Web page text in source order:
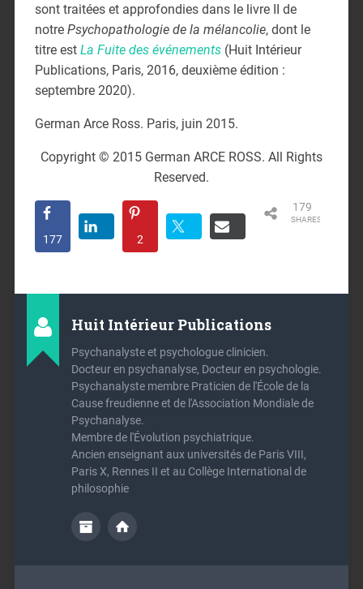
sont traitées et approfondies dans le livre II de
notre Psychopathologie de la mélancolie, dont le
titre est La Fuite des événements (Huit Intérieur
Publications, Paris, 2016, deuxième édition :
septembre 2020).
German Arce Ross. Paris, juin 2015.
Copyright © 2015 German ARCE ROSS. All Rights
Reserved.
SHARES
179
177 2
Huit Intérieur Publications
Psychanalyste et psychologue clinicien.
Docteur en psychanalyse, Docteur en psychologie.
Psychanalyste membre Praticien de l'École de la
Cause freudienne et de l'Association Mondiale de
Psychanalyse.
Membre de l'Évolution psychiatrique.
Ancien enseignant aux universités de Paris VIII,
Paris X, Rennes II et au Collège International de
philosophie